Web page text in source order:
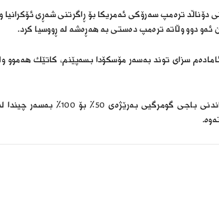
ترەمپ سەرۆکی ئەمریکا بۆ ڕاگرتنى شەڕی ئۆکرانیا
ئەو دوو وڵاتە ترەمپ دەستی بە هەڕەشە لە ڕووسیا کرد.
سزای توند بەسەر مۆسكۆدا بسەپێنم، كاتێك هەموو
ئاماژەى بەوەشکردووە، سەپاندنی